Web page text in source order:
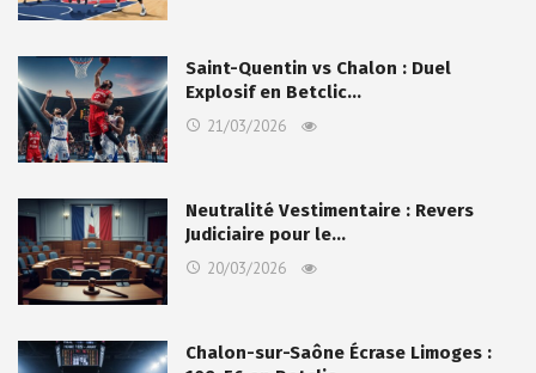
Saint-Quentin vs Chalon : Duel
Explosif en Betclic…
21/03/2026
Neutralité Vestimentaire : Revers
Judiciaire pour le…
20/03/2026
Chalon-sur-Saône Écrase Limoges :